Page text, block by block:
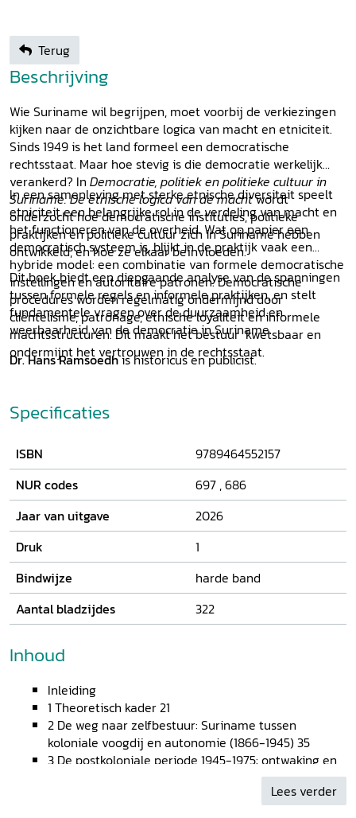
Terug
Beschrijving
Wie Suriname wil begrijpen, moet voorbij de verkiezingen
kijken naar de onzichtbare logica van macht en etniciteit.
Sinds 1949 is het land formeel een democratische
rechtsstaat. Maar hoe stevig is die democratie werkelijk
verankerd? In Democratie, politiek en politieke cultuur in
Suriname. De etnische logica van de machtwordt
onderzocht hoe democratische instituties, politieke
praktijken en politieke cultuur zich in Suriname hebben
ontwikkeld, en hoe ze elkaar beïnvloeden.
In een samenleving met sterke etnische diversiteit speelt
etniciteit een belangrijke rol in de verdeling van macht en
het functioneren van de overheid. Wat op papier een
democratisch systeem is, blijkt in de praktijk vaak een
hybride model: een combinatie van formele democratische
instellingen en autoritaire patronen. Democratische
procedures worden regelmatig ondermijnd door
cliëntelisme, patronage, etnische loyaliteit en informele
machtsstructuren. Dit maakt het bestuur kwetsbaar en
ondermijnt het vertrouwen in de rechtsstaat.
Dit boek biedt een diepgaande analyse van de spanningen
tussen formele regels en informele praktijken, en stelt
fundamentele vragen over de duurzaamheid en
weerbaarheid van de democratie in Suriname.
Dr. Hans Ramsoedhis historicus en publicist.
Specificaties
ISBN
9789464552157
NUR codes
697 ,686
Jaar van uitgave
2026
Druk
1
Bindwijze
harde band
Aantal bladzijdes
322
Inhoud
Inleiding
1 Theoretisch kader 21
2 De weg naar zelfbestuur: Suriname tussen
koloniale voogdij en autonomie (1866-1945) 35
3 De postkoloniale periode 1945-1975: ontwaking en
4 Na de onafhankelijkheid: een falende democratie
Lees verder